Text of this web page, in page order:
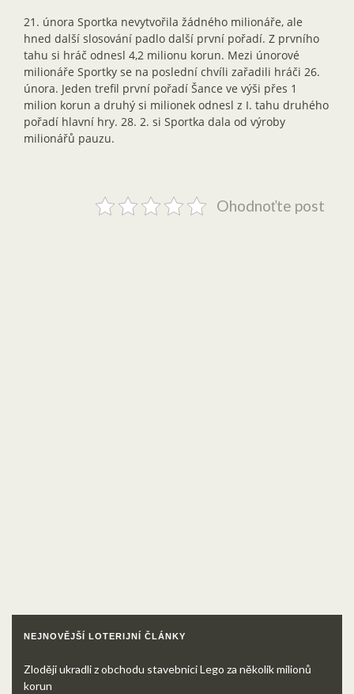
21. února Sportka nevytvořila žádného milionáře, ale
hned další slosování padlo další první pořadí. Z prvního
tahu si hráč odnesl 4,2 milionu korun. Mezi únorové
milionáře Sportky se na poslední chvíli zařadili hráči 26.
února. Jeden trefil první pořadí Šance ve výši přes 1
milion korun a druhý si milionek odnesl z I. tahu druhého
pořadí hlavní hry. 28. 2. si Sportka dala od výroby
milionářů pauzu.
Ohodnoťte post
NEJNOVĚJŠÍ LOTERIJNÍ ČLÁNKY
Zloději ukradli z obchodu stavebnici Lego za několik milionů
korun